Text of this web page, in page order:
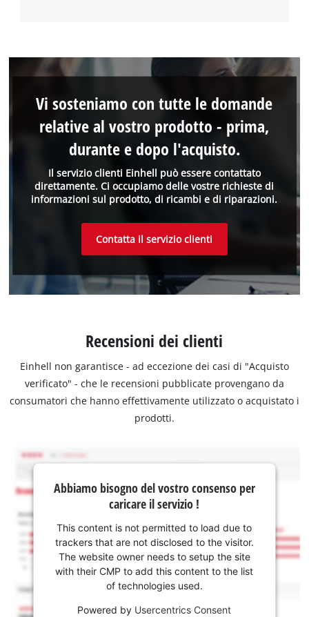
Il servizio clienti Einhell può essere contattato
direttamente. Ci occupiamo delle vostre richieste di
informazioni sul prodotto, di ricambi e di riparazioni.
Vi sosteniamo con tutte le domande
relative al vostro prodotto - prima,
durante e dopo l'acquisto.
Contatta il servizio clienti
Recensioni dei clienti
Einhell non garantisce - ad eccezione dei casi di "Acquisto
verificato" - che le recensioni pubblicate provengano da
consumatori che hanno effettivamente utilizzato o acquistato i
prodotti.
Abbiamo bisogno del vostro consenso per
caricare il servizio !
This content is not permitted to load due to
trackers that are not disclosed to the visitor.
The website owner needs to setup the site
with their CMP to add this content to the list
of technologies used.
Powered by Usercentrics Consent